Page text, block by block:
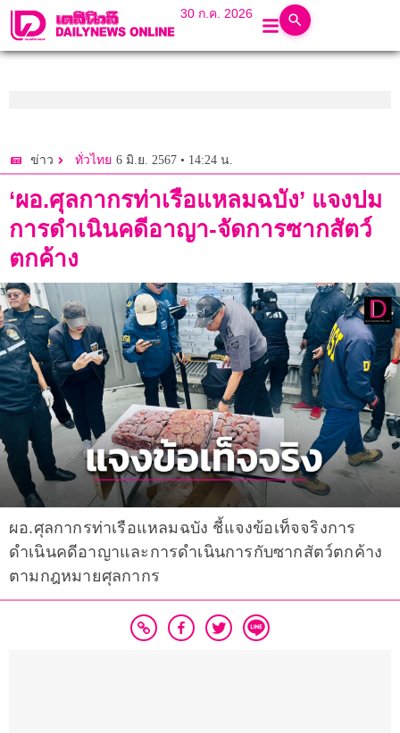
30 ก.ค. 2026
ข่าว ทั่วไทย 6 มิ.ย. 2567 • 14:24 น.
‘ผอ.ศุลกากรท่าเรือแหลมฉบัง’ แจงปม
การดำเนินคดีอาญา-จัดการซากสัตว์
ตกค้าง
ผอ.ศุลกากรท่าเรือแหลมฉบัง ชี้แจงข้อเท็จจริงการ
ดำเนินคดีอาญาและการดำเนินการกับซากสัตว์ตกค้าง
ตามกฎหมายศุลกากร